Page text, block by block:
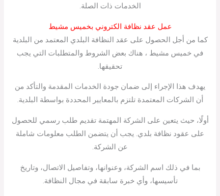
الخدمات ذات الصلة.
عمل عقد نظافة الكتروني بخميس مشيط
كما من أجل الحصول على عقد النظافة البلدي المعتمد من البلدية
في خميس مشيط ، هناك بعض الشروط والمتطلبات التي يجب
تحقيقها.
يهدف هذا الإجراء إلى ضمان جودة الخدمات المقدمة والتأكد من
أن الشركات المعتمدة تلتزم بالمعايير المحددة بواسطة البلدية.
أولًا، حيث يتعين على الشركة المهتمة تقديم طلب رسمي للحصول
على عقود نظافة بلدي. يجب أن يتضمن الطلب معلومات شاملة
عن الشركة.
بما في ذلك اسم الشركة، وعنوانها، وتفاصيل الاتصال، وتاريخ
تأسيسها، وأي خبرة سابقة في مجال النظافة.